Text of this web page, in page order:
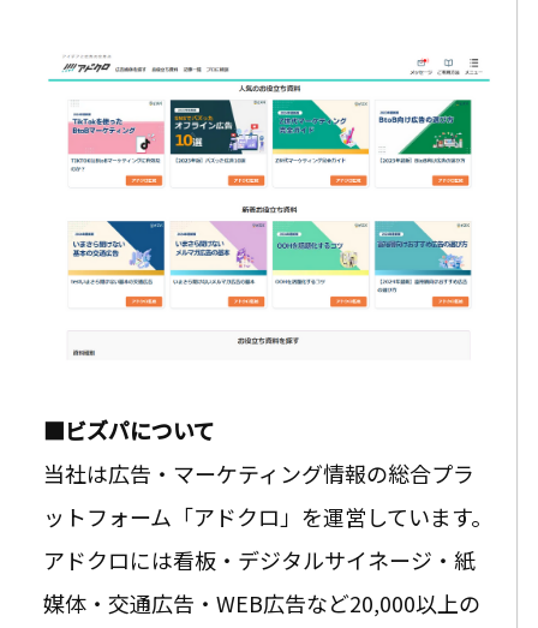
■ビズパについて
当社は広告・マーケティング情報の総合プラ
ットフォーム「アドクロ」を運営しています。
アドクロには看板・デジタルサイネージ・紙
媒体・交通広告・WEB広告など20,000以上の